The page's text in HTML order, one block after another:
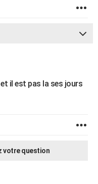
il est pas la ses jours
votre question